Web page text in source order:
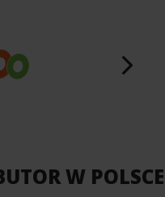
W POLSCE